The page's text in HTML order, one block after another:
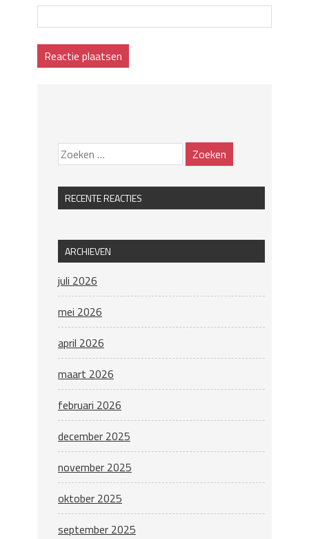
RECENTE REACTIES
ARCHIEVEN
juli 2026
mei 2026
april 2026
maart 2026
februari 2026
december 2025
november 2025
oktober 2025
september 2025